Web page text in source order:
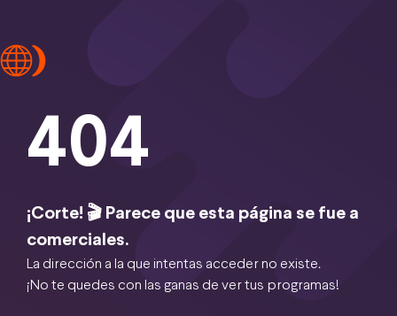
404
¡Corte! 🎬 Parece que esta página se fue a
comerciales.
La dirección a la que intentas acceder no existe.
¡No te quedes con las ganas de ver tus programas!